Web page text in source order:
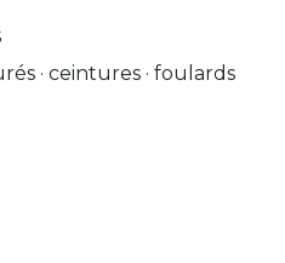
· ceintures · foulards